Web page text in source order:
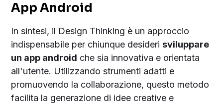
App Android
In sintesi, il Design Thinking è un approccio
indispensabile per chiunque desiderisviluppare
un app android che sia innovativa e orientata
all'utente. Utilizzando strumenti adatti e
promuovendo la collaborazione, questo metodo
facilita la generazione di idee creative e